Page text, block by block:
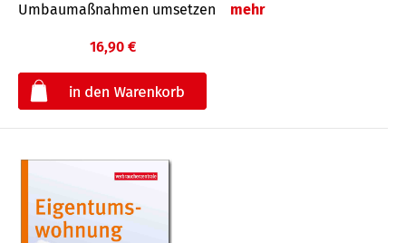
Umbaumaßnahmen umsetzen
mehr
16,90 €